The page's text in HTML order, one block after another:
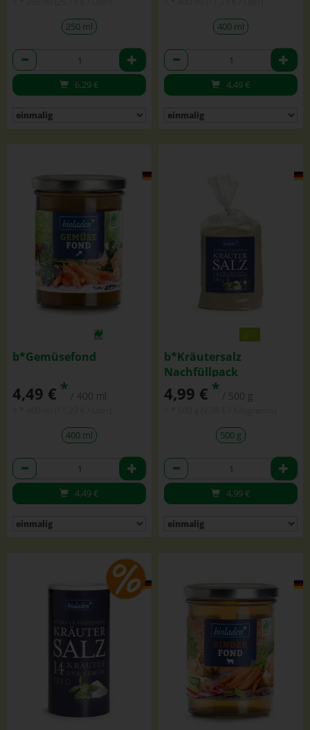
250 ml
Anzahl
6,29€
400 ml
Anzahl
4,49€
b*Gemüsefond
4,49 € * / 400 ml
400 ml
Anzahl
4,49€
b*Kräutersalz
Nachfüllpack
4,99 € * / 500 g
500 g
Anzahl
4,99€